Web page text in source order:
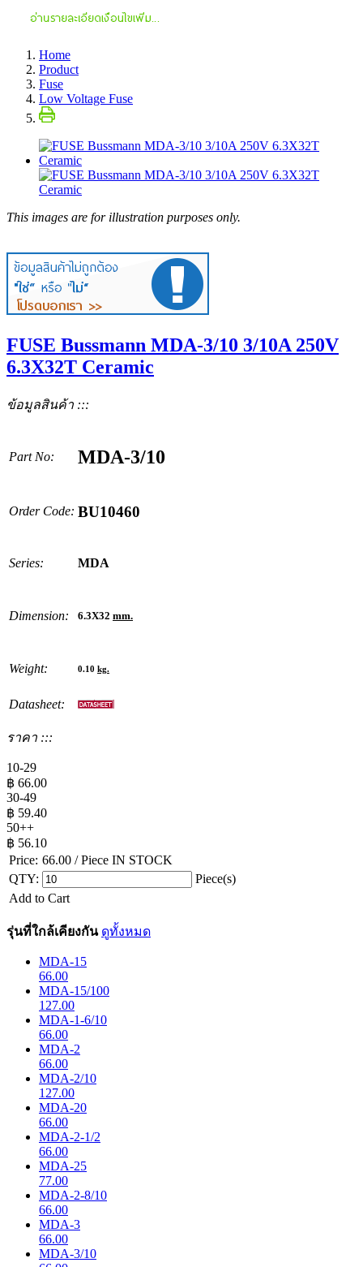
Home
Product
Fuse
Low Voltage Fuse
This images are for illustration purposes only.
FUSE Bussmann MDA-3/10 3/10A 250V
6.3X32T Ceramic
ข้อมูลสินค้า :::
Part No: MDA-3/10
Order Code: BU10460
Series: MDA
Dimension: 6.3X32 mm.
Weight: 0.10 kg.
Datasheet:
ราคา :::
10-29
฿ 66.00
30-49
฿ 59.40
50++
฿ 56.10
Price: 66.00 / Piece IN STOCK
QTY:
Piece(s)
Add to Cart
รุ่นที่ใกล้เคียงกัน ดูทั้งหมด
MDA-15
66.00
MDA-15/100
127.00
MDA-1-6/10
66.00
MDA-2
66.00
MDA-2/10
127.00
MDA-20
66.00
MDA-2-1/2
66.00
MDA-25
77.00
MDA-2-8/10
66.00
MDA-3
66.00
MDA-3/10